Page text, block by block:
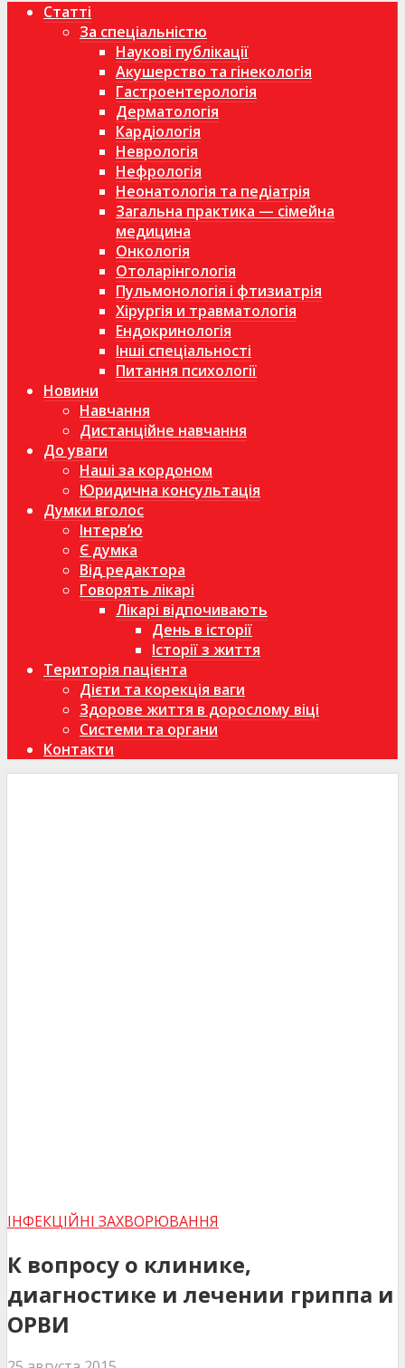
Статті
За спеціальністю
Наукові публікації
Акушерство та гінекологія
Гастроентерологія
Дерматологія
Кардіологія
Неврологія
Нефрологія
Неонатологія та педіатрія
Загальна практика — сімейна
медицина
Онкологія
Отоларінгологія
Пульмонологія і фтизиатрія
Хірургія и травматологія
Ендокринологія
Інші спеціальності
Питання психології
Новини
Навчання
Дистанційне навчання
До уваги
Наші за кордоном
Юридична консультація
Думки вголос
Інтерв’ю
Є думка
Від редактора
Говорять лікарі
Лікарі відпочивають
День в історії
Історії з життя
Територія пацієнта
Дієти та корекція ваги
Здорове життя в дорослому віці
Системи та органи
Контакти
ІНФЕКЦІЙНІ ЗАХВОРЮВАННЯ
К вопросу о клинике,
диагностике и лечении гриппа и
ОРВИ